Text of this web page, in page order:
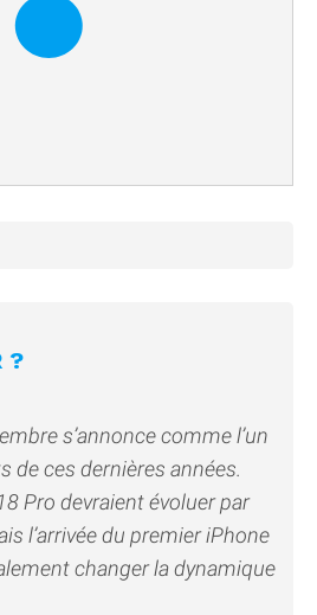
?
s’annonce comme l’un
de ces dernières années.
Pro devraient évoluer par
l’arrivée du premier iPhone
changer la dynamique